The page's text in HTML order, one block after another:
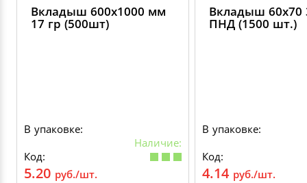
Вкладыш 600х1000 мм
17 гр (500шт)
В упаковке:
Наличие:
Код:
5.20 руб./шт.
Вкладыш 60х70
ПНД (1500 шт.)
В упаковке:
Код:
4.14 руб./шт.